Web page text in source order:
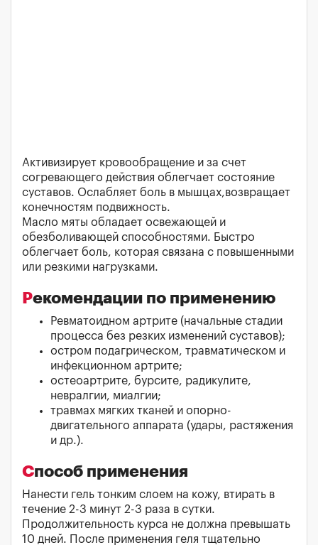
Активизирует кровообращение и за счет
согревающего действия облегчает состояние
суставов. Ослабляет боль в мышцах,возвращает
конечностям подвижность.
Масло мяты обладает освежающей и
обезболивающей способностями. Быстро
облегчает боль, которая связана с повышенными
или резкими нагрузками.
Рекомендации по применению
Ревматоидном артрите (начальные стадии
процесса без резких изменений суставов);
остром подагрическом, травматическом и
инфекционном артрите;
остеоартрите, бурсите, радикулите,
невралгии, миалгии;
травмах мягких тканей и опорно-
двигательного аппарата (удары, растяжения
и др.).
Способ применения
Нанести гель тонким слоем на кожу, втирать в
течение 2-3 минут 2-3 раза в сутки.
Продолжительность курса не должна превышать
10 дней. После применения геля тщательно